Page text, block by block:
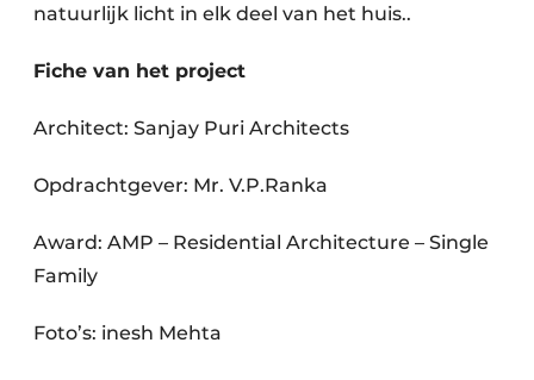
natuurlijk licht in elk deel van het huis..
Fiche van het project
Architect: Sanjay Puri Architects
Opdrachtgever: Mr. V.P.Ranka
Award: AMP – Residential Architecture – Single
Family
Foto’s: inesh Mehta